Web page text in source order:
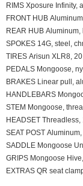
RIMS Xposure Infinity,
FRONT HUB
REAR HUB
SPOKES 14G, steel,
TIRES Arisun XLR8,
PEDALS Mongoose,
BRAKES Linear pull,
HANDLEBARS
STEM Mongoose,
HEADSET
SEAT POST
SADDLE Mongoose
GRIPS Mongoose
EXTRAS QR seat